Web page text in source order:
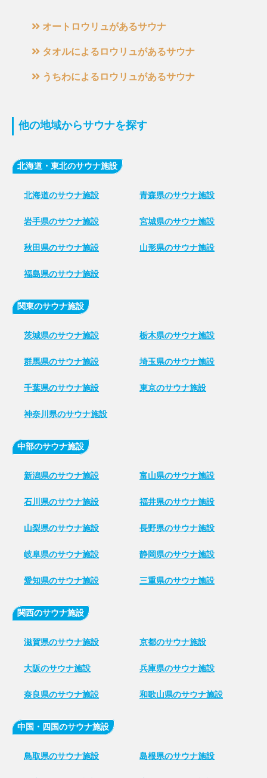
オートロウリュがあるサウナ
タオルによるロウリュがあるサウナ
うちわによるロウリュがあるサウナ
他の地域からサウナを探す
北海道・東北のサウナ施設
北海道のサウナ施設 青森県のサウナ施設
岩手県のサウナ施設 宮城県のサウナ施設
秋田県のサウナ施設 山形県のサウナ施設
福島県のサウナ施設
関東のサウナ施設
茨城県のサウナ施設 栃木県のサウナ施設
群馬県のサウナ施設 埼玉県のサウナ施設
千葉県のサウナ施設 東京のサウナ施設
神奈川県のサウナ施設
中部のサウナ施設
新潟県のサウナ施設 富山県のサウナ施設
石川県のサウナ施設 福井県のサウナ施設
山梨県のサウナ施設 長野県のサウナ施設
岐阜県のサウナ施設 静岡県のサウナ施設
愛知県のサウナ施設 三重県のサウナ施設
関西のサウナ施設
滋賀県のサウナ施設 京都のサウナ施設
大阪のサウナ施設 兵庫県のサウナ施設
奈良県のサウナ施設 和歌山県のサウナ施設
中国・四国のサウナ施設
鳥取県のサウナ施設 島根県のサウナ施設